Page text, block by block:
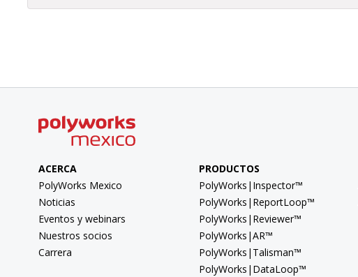
ACERCA
PolyWorks Mexico
Noticias
Eventos y webinars
Nuestros socios
Carrera
PRODUCTOS
PolyWorks|Inspector™
PolyWorks|ReportLoop™
PolyWorks|Reviewer™
PolyWorks|AR™
PolyWorks|Talisman™
PolyWorks|DataLoop™